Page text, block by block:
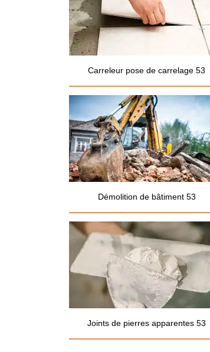
Carreleur pose de carrelage 53
Démolition de bâtiment 53
Joints de pierres apparentes 53